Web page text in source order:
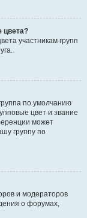
цвета?
участникам групп
по умолчанию
цвет и звание
может
группу по
и модераторов
о форумах,